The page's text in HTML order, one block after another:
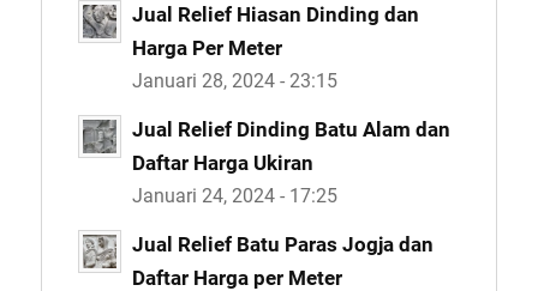
Jual Relief Hiasan Dinding dan
Harga Per Meter
Januari 28, 2024 - 23:15
Jual Relief Dinding Batu Alam dan
Daftar Harga Ukiran
Januari 24, 2024 - 17:25
Jual Relief Batu Paras Jogja dan
Daftar Harga per Meter